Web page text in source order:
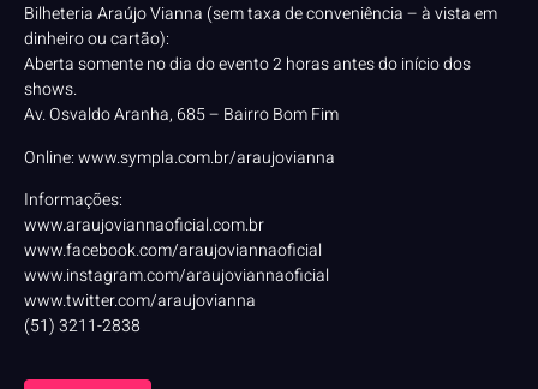
Bilheteria Araújo Vianna (sem taxa de conveniência – à vista em
dinheiro ou cartão):
Aberta somente no dia do evento 2 horas antes do início dos
shows.
Av. Osvaldo Aranha, 685 – Bairro Bom Fim
Online: www.sympla.com.br/araujovianna
Informações:
www.araujoviannaoficial.com.br
www.facebook.com/araujoviannaoficial
www.instagram.com/araujoviannaoficial
www.twitter.com/araujovianna
(51) 3211-2838